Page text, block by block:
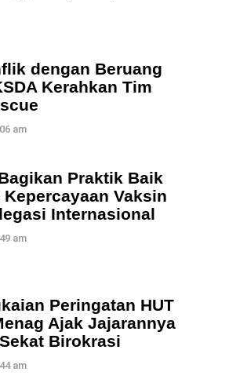
dengan Beruang
Kerahkan Tim
am
Praktik Baik
Kepercayaan Vaksin
Internasional
am
Peringatan HUT
Ajak Jajarannya
Birokrasi
am